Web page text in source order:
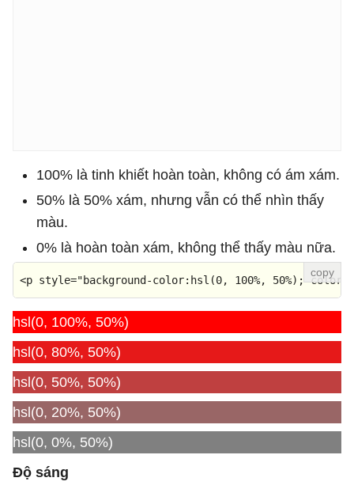
100% là tinh khiết hoàn toàn, không có ám xám.
50% là 50% xám, nhưng vẫn có thể nhìn thấy
màu.
0% là hoàn toàn xám, không thể thấy màu nữa.
<p style="background-color:hsl(0, 100%, 50%);
hsl(0, 100%, 50%)
hsl(0, 80%, 50%)
hsl(0, 50%, 50%)
hsl(0, 20%, 50%)
hsl(0, 0%, 50%)
Độ sáng